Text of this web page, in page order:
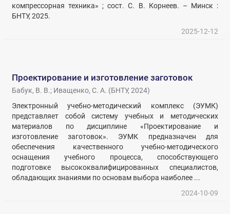
компрессорная техника» ; сост. С. В. Корнеев. – Минск :
БНТУ, 2025.
2025-12-12
Проектирование и изготовление заготовок
Бабук, В. В.; Иващенко, С. А. (БНТУ,2024)
Электронный учебно-методический комплекс (ЭУМК)
представляет собой систему учебных и методических
материалов по дисциплине «Проектирование и
изготовление заготовок». ЭУМК предназначен для
обеспечения качественного учебно-методического
оснащения учебного процесса, способствующего
подготовке высококвалифицированных специалистов,
обладающих знаниями по основам выбора наиболее ...
2024-10-09